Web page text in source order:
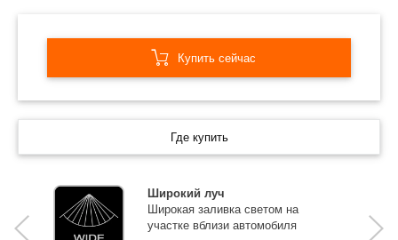
Купить сейчас
Где купить
Широкий луч
Широкая заливка светом на
участке вблизи автомобиля